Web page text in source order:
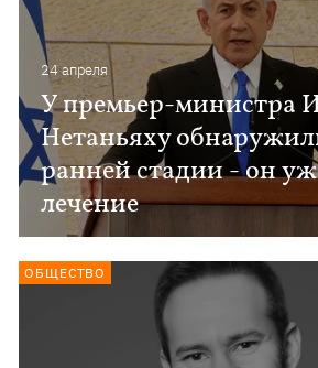
24 апреля
У премьер-министра
Нетаньяху
ранней стадии - он
лечение
ОБЩЕСТВО